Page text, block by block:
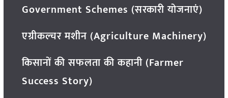
Government Schemes (सरकारी योजनाएं)
एग्रीकल्चर मशीन (Agriculture Machinery)
किसानों की सफलता की कहानी (Farmer
Success Story)